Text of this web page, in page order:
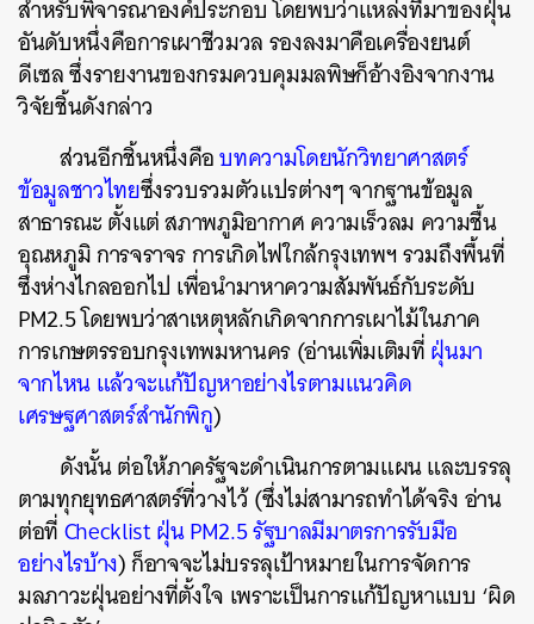
สำหรับพิจารณาองค์ประกอบ โดยพบว่าแหล่งที่มาของฝุ่น
อันดับหนึ่งคือการเผาชีวมวล รองลงมาคือเครื่องยนต์
ดีเซล ซึ่งรายงานของกรมควบคุมมลพิษก็อ้างอิงจากงาน
วิจัยชิ้นดังกล่าว
ส่วนอีกชิ้นหนึ่งคือบทความโดยนักวิทยาศาสตร์
ข้อมูลชาวไทยซึ่งรวบรวมตัวแปรต่างๆ จากฐานข้อมูล
สาธารณะ ตั้งแต่ สภาพภูมิอากาศ ความเร็วลม ความชื้น
อุณหภูมิ การจราจร การเกิดไฟใกล้กรุงเทพฯ รวมถึงพื้นที่
ซึ่งห่างไกลออกไป เพื่อนำมาหาความสัมพันธ์กับระดับ
PM2.5 โดยพบว่าสาเหตุหลักเกิดจากการเผาไม้ในภาค
การเกษตรรอบกรุงเทพมหานคร (อ่านเพิ่มเติมที่ฝุ่นมา
จากไหน แล้วจะแก้ปัญหาอย่างไรตามแนวคิด
เศรษฐศาสตร์สำนักพิกู)
ดังนั้น ต่อให้ภาครัฐจะดำเนินการตามแผน และบรรลุ
ตามทุกยุทธศาสตร์ที่วางไว้ (ซึ่งไม่สามารถทำได้จริง อ่าน
ต่อที่Checklist ฝุ่น PM2.5 รัฐบาลมีมาตรการรับมือ
อย่างไรบ้าง) ก็อาจจะไม่บรรลุเป้าหมายในการจัดการ
มลภาวะฝุ่นอย่างที่ตั้งใจ เพราะเป็นการแก้ปัญหาแบบ ‘ผิด